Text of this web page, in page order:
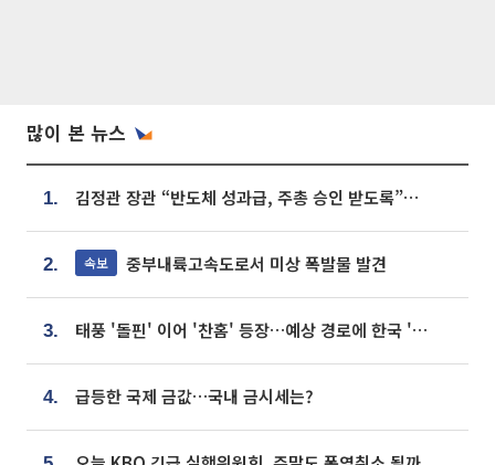
많이 본 뉴스
1. 김정관 장관 “반도체 성과급, 주총 승인 받도록”…상법·자본시장법 개정 시사
2. 속보 중부내륙고속도로서 미상 폭발물 발견
3. 태풍 '돌핀' 이어 '찬홈' 등장…예상 경로에 한국 '한숨'
4. 급등한 국제 금값…국내 금시세는?